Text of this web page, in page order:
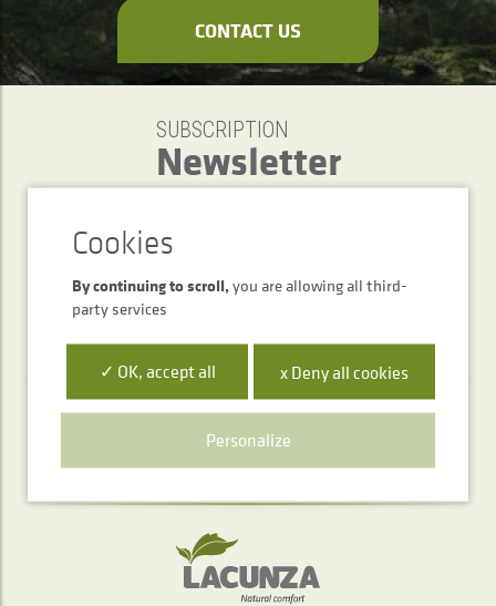
CONTACT US
SUBSCRIPTION
Newsletter
+34 948 563 511
By continuing to scroll,you are allowing all third-
party services
✓ OK, accept all x Deny all cookies
Personalize